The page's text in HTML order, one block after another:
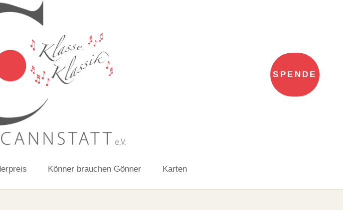
SPENDE
Könner brauchen Gönner Karten